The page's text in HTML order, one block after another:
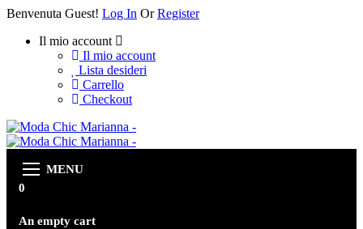
Benvenuta Guest! Log In OrRegister
Il mio account
Il mio account
Lista desideri
Carrello
Checkout
MENU
0
An empty cart